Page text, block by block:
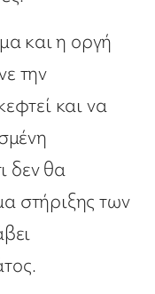
και η οργή
την
και να
δεν θα
στήριξης των